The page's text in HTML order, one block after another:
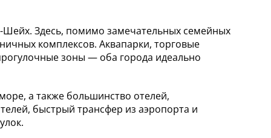
Здесь, помимо замечательных семейных
комплексов. Аквапарки, торговые
зоны — оба города идеально
а также большинство отелей,
быстрый трансфер из аэропорта и